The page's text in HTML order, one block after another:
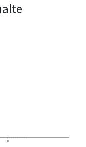
1930